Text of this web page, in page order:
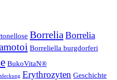
Borrelia Borrelia
Borreliella burgdorferi
BukoVitaN®
Erythrozyten Geschichte